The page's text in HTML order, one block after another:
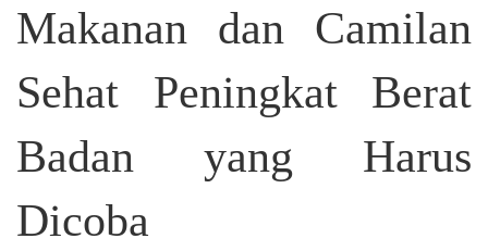
Makanan dan Camilan
Sehat Peningkat Berat
Badan yang Harus
Dicoba